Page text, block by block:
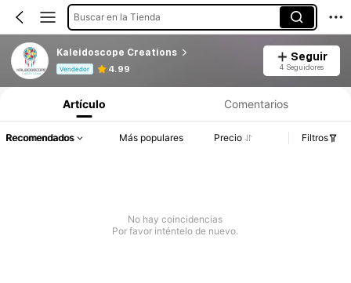
Buscar en la Tienda
Kaleidoscope Creations
Vendedor 4.99
Seguir
4 Seguidores
Artículo Comentarios
Recomendados Más populares Precio Filtros
No hay coincidencias
Por favor inténtelo de nuevo.